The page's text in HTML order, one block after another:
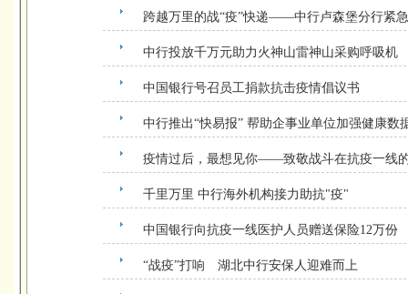
跨越万里的战“疫”快递——中行卢森堡分行紧
中行投放千万元助力火神山雷神山采购呼吸机
中国银行号召员工捐款抗击疫情倡议书
中行推出“快易报” 帮助企事业单位加强健康数
疫情过后，最想见你——致敬战斗在抗疫一线
千里万里 中行海外机构接力助抗"疫"
中国银行向抗疫一线医护人员赠送保险12万份
“战疫”打响 湖北中行安保人迎难而上